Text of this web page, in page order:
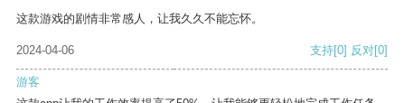
这款游戏的剧情非常感人，让我久久不能忘怀。
2024-04-06 支持[0] 反对[0]
游客